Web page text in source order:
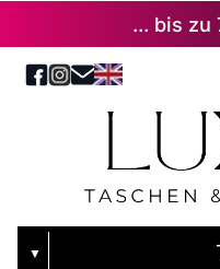
... bis zu
▼